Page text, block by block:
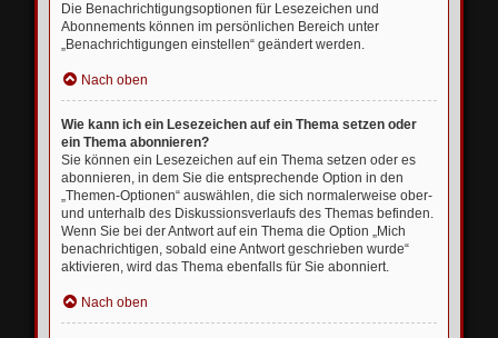
Die Benachrichtigungsoptionen für Lesezeichen und
Abonnements können im persönlichen Bereich unter
„Benachrichtigungen einstellen“ geändert werden.
Nach oben
Wie kann ich ein Lesezeichen auf ein Thema setzen oder
ein Thema abonnieren?
Sie können ein Lesezeichen auf ein Thema setzen oder es
abonnieren, in dem Sie die entsprechende Option in den
„Themen-Optionen“ auswählen, die sich normalerweise ober-
und unterhalb des Diskussionsverlaufs des Themas befinden.
Wenn Sie bei der Antwort auf ein Thema die Option „Mich
benachrichtigen, sobald eine Antwort geschrieben wurde“
aktivieren, wird das Thema ebenfalls für Sie abonniert.
Nach oben